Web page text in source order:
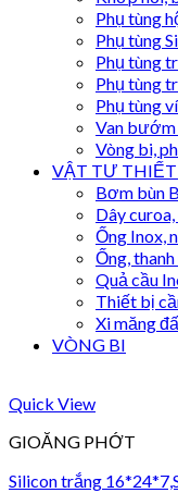
Phụ tùng
Phụ tùng
Phụ tùng
Phụ tùng
Phụ tùng
Van bướm
Vòng bi,
VẬT TƯ THIẾT
Bơm bùn
Dây
Ống Inox,
Ống,
Quả cầu
Thiết bị
Xi măng
VÒNG BI
Quick View
GIOĂNG PHỚT
Silicon trắng